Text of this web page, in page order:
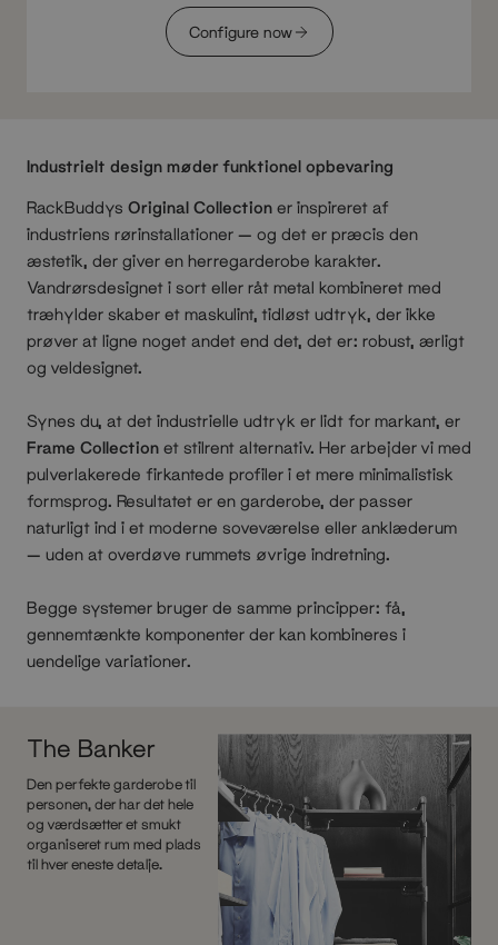
Configure now
Industrielt design møder funktionel opbevaring
RackBuddys Original Collection er inspireret af
industriens rørinstallationer — og det er præcis den
æstetik, der giver en herregarderobe karakter.
Vandrørsdesignet i sort eller råt metal kombineret med
træhylder skaber et maskulint, tidløst udtryk, der ikke
prøver at ligne noget andet end det, det er: robust, ærligt
og veldesignet.
Synes du, at det industrielle udtryk er lidt for markant, er
Frame Collection et stilrent alternativ. Her arbejder vi med
pulverlakerede firkantede profiler i et mere minimalistisk
formsprog. Resultatet er en garderobe, der passer
naturligt ind i et moderne soveværelse eller anklæderum
— uden at overdøve rummets øvrige indretning.
Begge systemer bruger de samme principper: få,
gennemtænkte komponenter der kan kombineres i
uendelige variationer.
The Banker
Den perfekte garderobe til
personen, der har det hele
og værdsætter et smukt
organiseret rum med plads
til hver eneste detalje.